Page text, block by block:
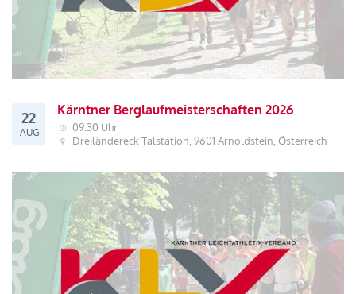
22
AUG
Kärntner Berglaufmeisterschaften 2026
09:30 Uhr
Dreiländereck Talstation, 9601 Arnoldstein, Österreich